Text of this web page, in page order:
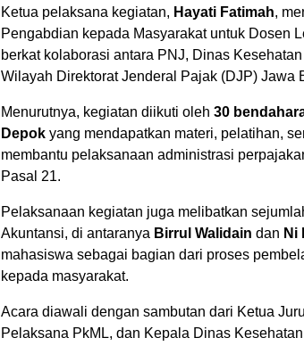
Ketua pelaksana kegiatan, Hayati Fatimah,
Pengabdian kepada Masyarakat untuk Dosen
berkat kolaborasi antara PNJ, Dinas
Wilayah Direktorat Jenderal Pajak (DJP) Jawa
Menurutnya, kegiatan diikuti oleh 30
Depok yang mendapatkan materi, pelatihan,
membantu pelaksanaan administrasi
Pasal 21.
Pelaksanaan kegiatan juga melibatkan
Akuntansi, di antaranya Birrul Walidain dan Ni
mahasiswa sebagai bagian dari proses
kepada masyarakat.
Acara diawali dengan sambutan dari Ketua
Pelaksana PkML, dan Kepala Dinas